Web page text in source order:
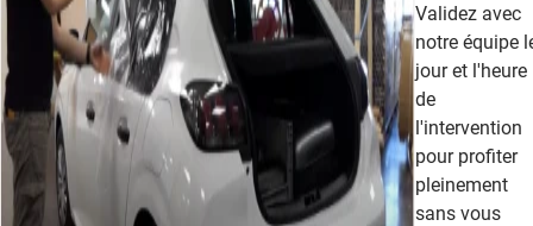
Validez avec
notre équipe
jour et l'heure
de
l'intervention
pour profiter
pleinement
sans vous